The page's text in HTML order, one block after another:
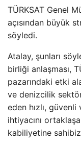
TÜRKSAT Genel
açısından büyük
söyledi.
Atalay, şunları
birliği anlaşması,
pazarındaki etki
ve denizcilik
eden hızlı,
ihtiyacını
kabiliyetine